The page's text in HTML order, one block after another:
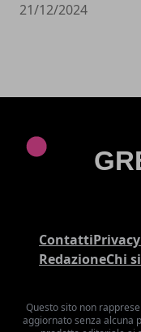
21/12/2024
Contatti
RedazioneChi
Questo sito non
aggiornato senza alcuna